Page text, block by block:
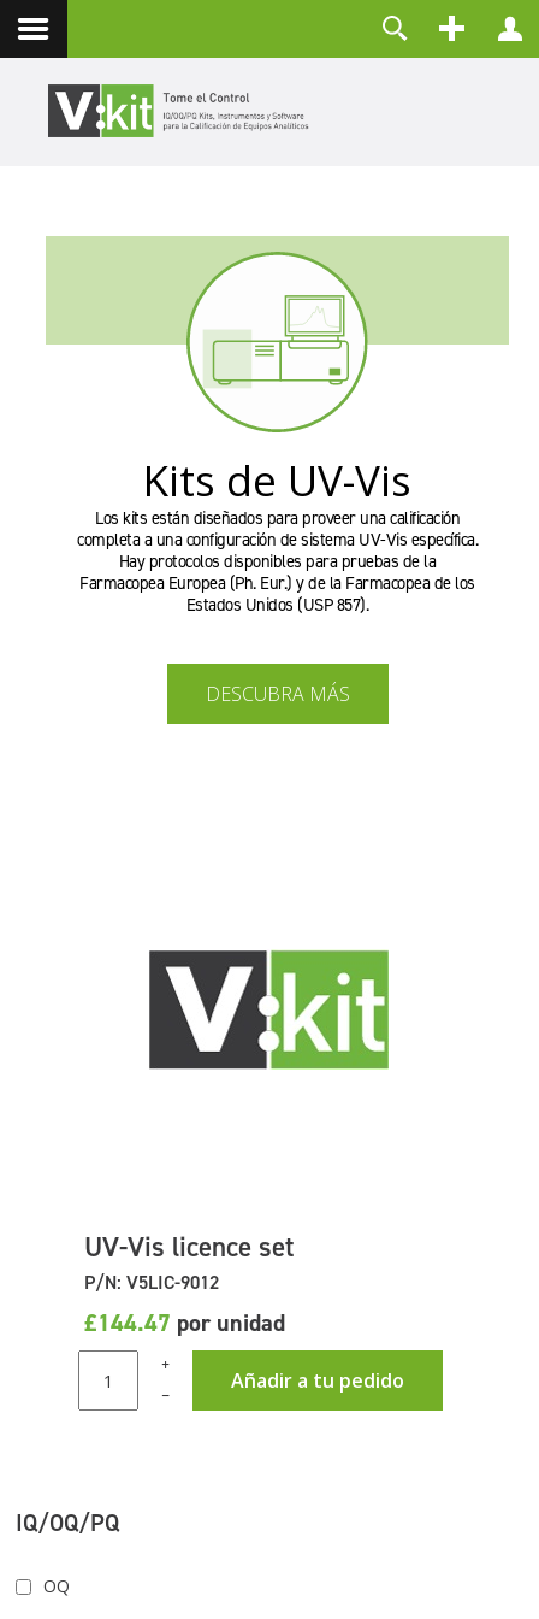
Contacto
Contraseña
¿Olvidó su contraseña?
¿Recordar su usuario?
Crear una cuenta
Kits de UV-Vis
Los kits están diseñados para proveer una calificación
completa a una configuración de sistema UV-Vis específica.
Hay protocolos disponibles para pruebas de la
Farmacopea Europea (Ph. Eur.) y de la Farmacopea de los
Estados Unidos (USP 857).
DESCUBRA MÁS
UV-Vis licence set
P/N: V5LIC-9012
£144.47 por unidad
+
Añadir a tu pedido
–
IQ/OQ/PQ
OQ